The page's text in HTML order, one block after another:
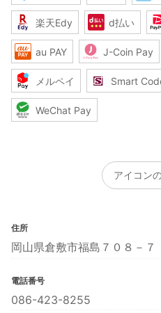
楽天Edy d払い
au PAY J-Coin Pay
メルペイ Smart
WeChat Pay
アイコン
住所
岡山県倉敷市福島７０８－７
電話番号
086-423-8255